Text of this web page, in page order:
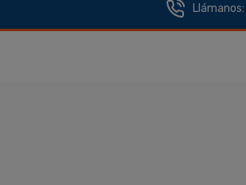
Llámanos: